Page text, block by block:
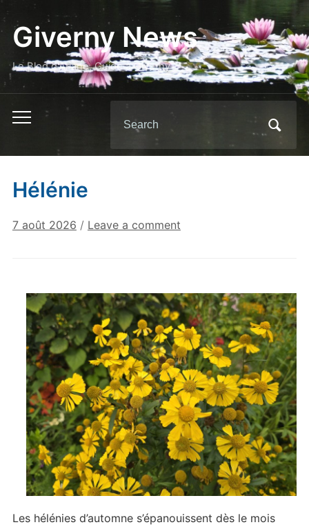
Giverny News
Le Blog d'Ariane, Guide à Giverny
Toggle
menu
for:
Hélénie
7 août 2026 / Leave a comment
Les hélénies d’automne s’épanouissent dès le mois